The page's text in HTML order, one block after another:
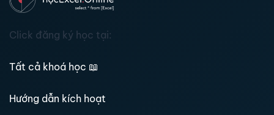
Click đăng ký học tại:
Tất cả khoá học 📖
Hướng dẫn kích hoạt